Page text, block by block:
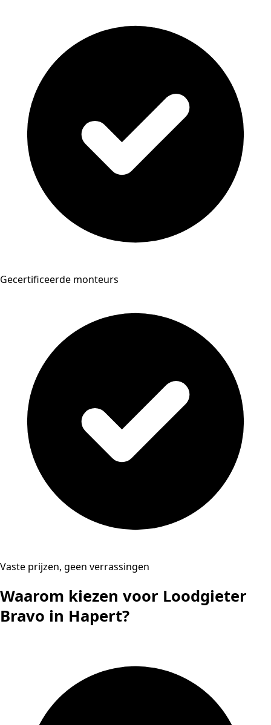
Gecertificeerde monteurs
Vaste prijzen, geen verrassingen
Waarom kiezen voor Loodgieter
Bravo in Hapert?